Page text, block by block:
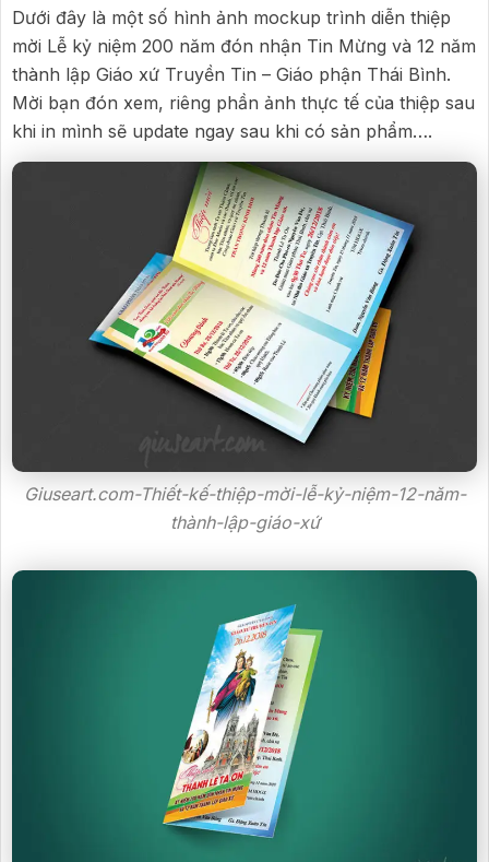
Dưới đây là một số hình ảnh mockup trình diễn thiệp
mời Lễ kỷ niệm 200 năm đón nhận Tin Mừng và 12 năm
thành lập Giáo xứ Truyền Tin – Giáo phận Thái Bình.
Mời bạn đón xem, riêng phần ảnh thực tế của thiệp sau
khi in mình sẽ update ngay sau khi có sản phẩm….
Giuseart.com-Thiết-kế-thiệp-mời-lễ-kỷ-niệm-12-năm-
thành-lập-giáo-xứ